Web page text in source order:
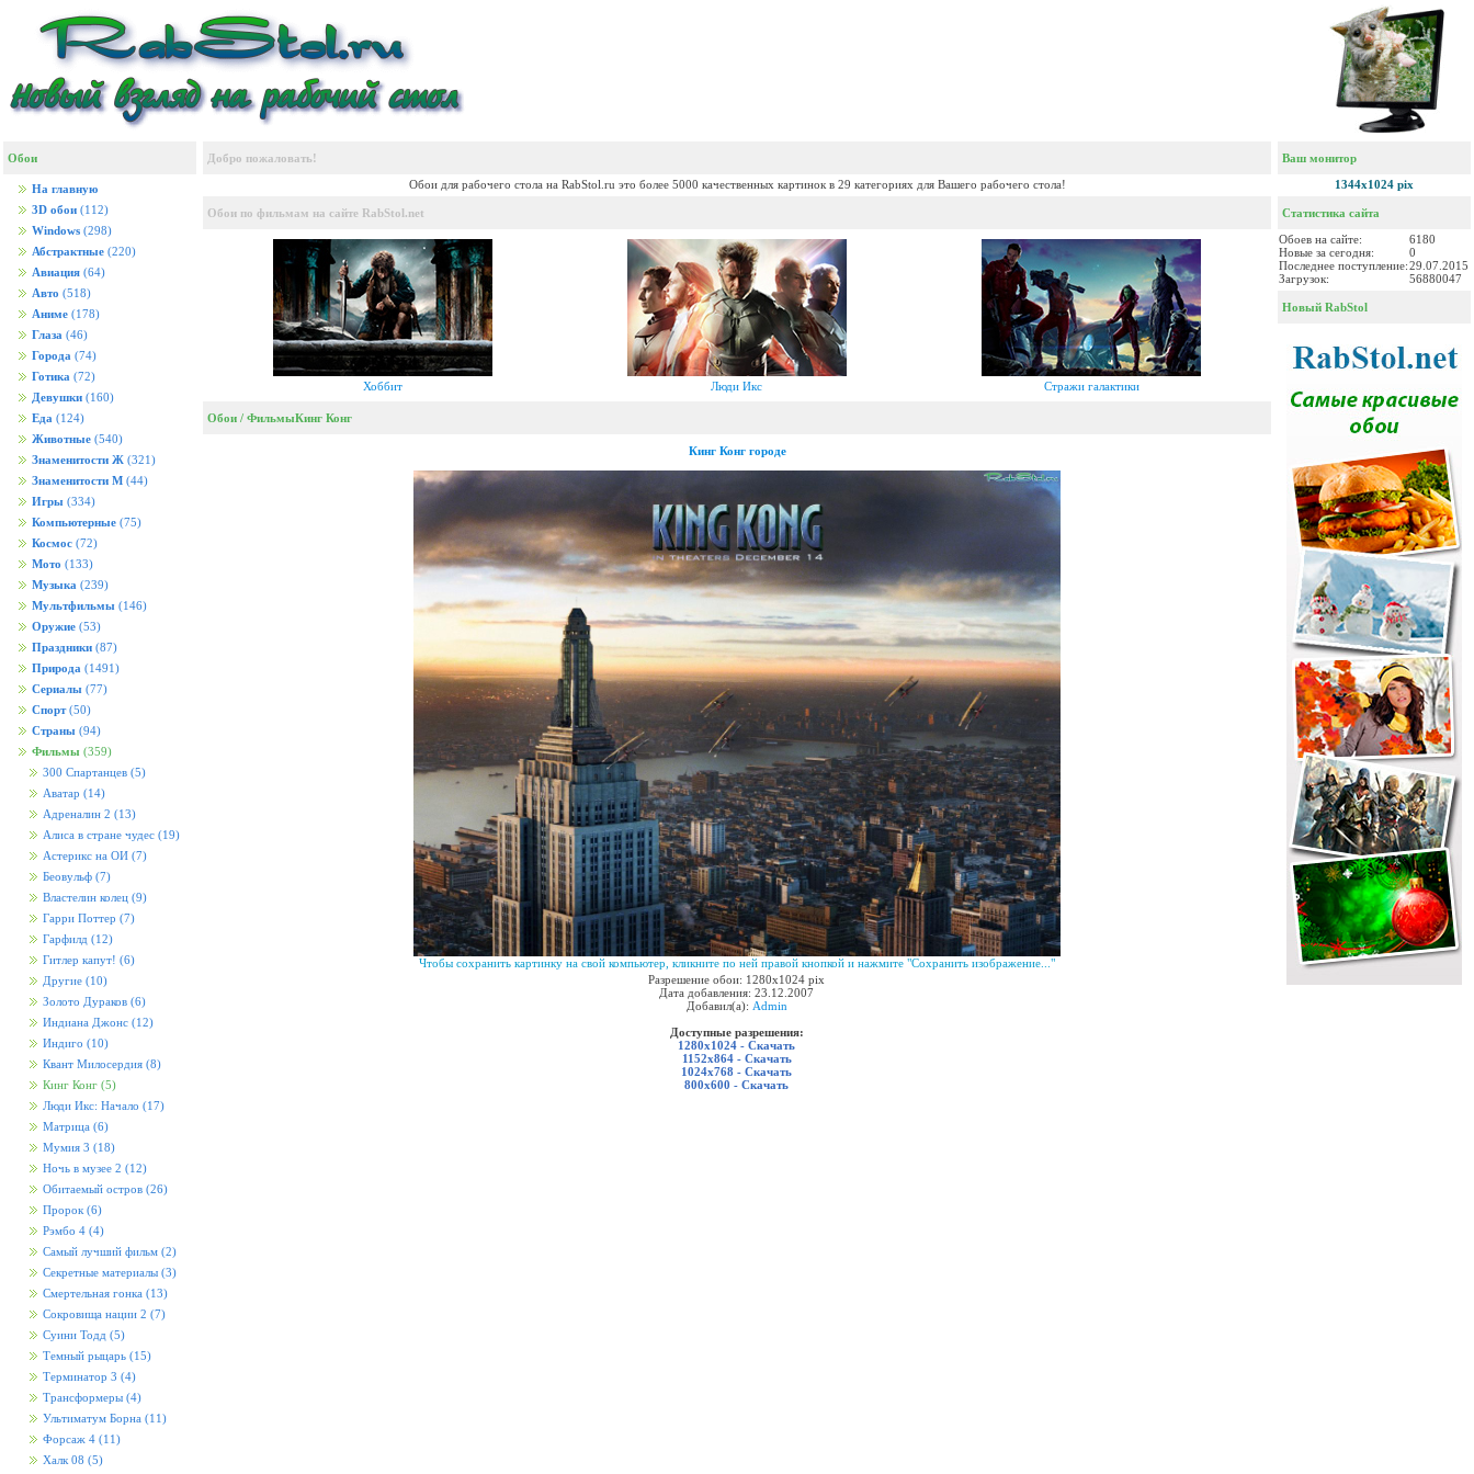
Обои
На главную
3D обои (112)
Windows (298)
Абстрактные (220)
Авиация (64)
Авто (518)
Аниме (178)
Глаза (46)
Города (74)
Готика (72)
Девушки (160)
Еда (124)
Животные (540)
Знаменитости Ж (321)
Знаменитости М (44)
Игры (334)
Компьютерные (75)
Космос (72)
Мото (133)
Музыка (239)
Мультфильмы (146)
Оружие (53)
Праздники (87)
Природа (1491)
Сериалы (77)
Спорт (50)
Страны (94)
Фильмы (359)
300 Спартанцев (5)
Аватар (14)
Адреналин 2 (13)
Алиса в стране чудес (19)
Астерикс на ОИ (7)
Беовульф (7)
Властелин колец (9)
Гарри Поттер (7)
Гарфилд (12)
Гитлер капут! (6)
Другие (10)
Золото Дураков (6)
Индиана Джонс (12)
Индиго (10)
Квант Милосердия (8)
Кинг Конг (5)
Люди Икс: Начало (17)
Матрица (6)
Мумия 3 (18)
Ночь в музее 2 (12)
Обитаемый остров (26)
Пророк (6)
Рэмбо 4 (4)
Самый лучший фильм (2)
Секретные материалы (3)
Смертельная гонка (13)
Сокровища нации 2 (7)
Суини Тодд (5)
Темный рыцарь (15)
Терминатор 3 (4)
Трансформеры (4)
Ультиматум Борна (11)
Форсаж 4 (11)
Халк 08 (5)
Добро пожаловать!
Обои для рабочего стола на RabStol.ru это более 5000 качественных картинок в 29 категориях для Вашего рабочего стола!
Обои по фильмам на сайте RabStol.net
Хоббит Люди Икс Стражи галактики
Обои / ФильмыКинг Конг
Кинг Конг городе
Чтобы сохранить картинку на свой компьютер, кликните по ней правой кнопкой и нажмите "Сохранить изображение..."
Разрешение обои: 1280x1024 pix
Дата добавления: 23.12.2007
Добавил(а): Admin
Доступные разрешения:
1280x1024 - Скачать
1152x864 - Скачать
1024x768 - Скачать
800x600 - Скачать
Ваш монитор
1344x1024 pix
Статистика сайта
Обоев на сайте:
6180
Новые за сегодня:
0
Последнее поступление:29.07.2015
Загрузок:
56880047
Новый RabStol